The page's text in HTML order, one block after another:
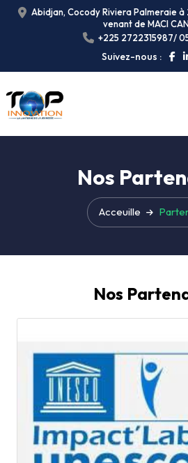
Abidjan, Cocody Riviera Palmeraie
venant de MACI
+225 2722315987/
Suivez-nous :
Nos
Acceuille
Nos